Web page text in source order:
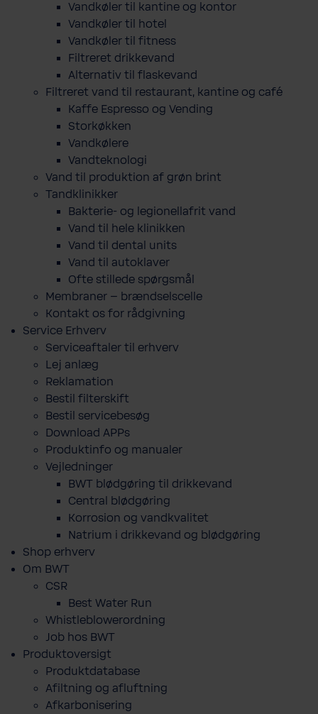
Vandkøler til kantine og kontor
Vandkøler til hotel
Vandkøler til fitness
Filtreret drikkevand
Alternativ til flaskevand
Filtreret vand til restaurant, kantine og café
Kaffe Espresso og Vending
Storkøkken
Vandkølere
Vandteknologi
Vand til produktion af grøn brint
Tandklinikker
Bakterie-​ og legio­nel­lafrit vand
Vand til hele klinikken
Vand til dental units
Vand til autoklaver
Ofte stillede spørgsmål
Membraner – brændselscelle
Kontakt os for rådgivning
Service Erhverv
Serviceaftaler til erhverv
Lej anlæg
Reklamation
Bestil filterskift
Bestil servicebesøg
Download APPs
Produktinfo og manualer
Vejledninger
BWT blødgøring til drikkevand
Central blødgøring
Korro­sion og vand­kva­litet
Natrium i drikkevand og blødgøring
Shop erhverv
Om BWT
CSR
Best Water Run
Whistleblowerordning
Job hos BWT
Produktoversigt
Produktdatabase
​Afiltning og afluftning
Afkarbonisering